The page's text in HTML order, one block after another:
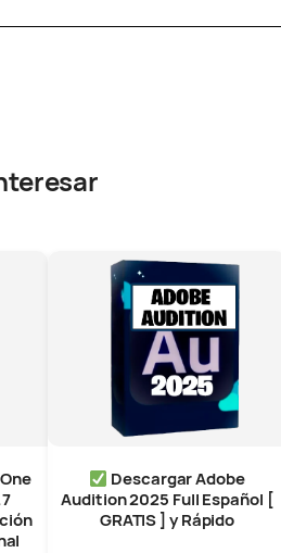
Descargar Adobe
Audition 2025 Full Español [
GRATIS ] y Rápido